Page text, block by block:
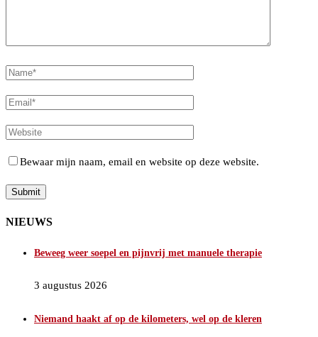
Bewaar mijn naam, email en website op deze website.
NIEUWS
Beweeg weer soepel en pijnvrij met manuele therapie
3 augustus 2026
Niemand haakt af op de kilometers, wel op de kleren